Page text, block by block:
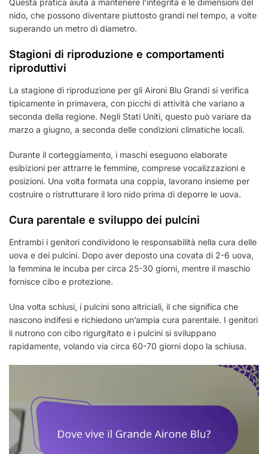
Questa pratica aiuta a mantenere l’integrità e le dimensioni del
nido, che possono diventare piuttosto grandi nel tempo, a volte
superando un metro di diametro.
Stagioni di riproduzione e comportamenti
riproduttivi
La stagione di riproduzione per gli Aironi Blu Grandi si verifica
tipicamente in primavera, con picchi di attività che variano a
seconda della regione. Negli Stati Uniti, questo può variare da
marzo a giugno, a seconda delle condizioni climatiche locali.
Durante il corteggiamento, i maschi eseguono elaborate
esibizioni per attrarre le femmine, comprese vocalizzazioni e
posizioni. Una volta formata una coppia, lavorano insieme per
costruire o ristrutturare il loro nido prima di deporre le uova.
Cura parentale e sviluppo dei pulcini
Entrambi i genitori condividono le responsabilità nella cura delle
uova e dei pulcini. Dopo aver deposto una covata di 2-6 uova,
la femmina le incuba per circa 25-30 giorni, mentre il maschio
fornisce cibo e protezione.
Una volta schiusi, i pulcini sono altriciali, il che significa che
nascono indifesi e richiedono un’ampia cura parentale. I genitori
li nutrono con cibo rigurgitato e i pulcini si sviluppano
rapidamente, volando via circa 60-70 giorni dopo la schiusa.